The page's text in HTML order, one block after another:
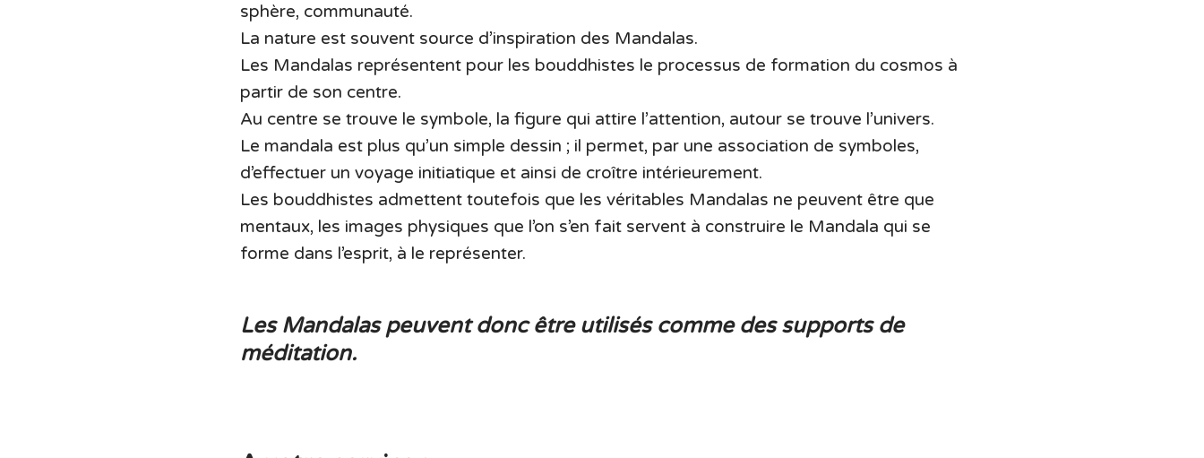
sphère, communauté.
La nature est souvent source d’inspiration des Mandalas.
Les Mandalas représentent pour les bouddhistes le processus de formation du cosmos à
partir de son centre.
Au centre se trouve le symbole, la figure qui attire l’attention, autour se trouve l’univers.
Le mandala est plus qu’un simple dessin ; il permet, par une association de symboles,
d’effectuer un voyage initiatique et ainsi de croître intérieurement.
Les bouddhistes admettent toutefois que les véritables Mandalas ne peuvent être que
mentaux, les images physiques que l’on s’en fait servent à construire le Mandala qui se
forme dans l’esprit, à le représenter.
Les Mandalas peuvent donc être utilisés comme des supports de
méditation.